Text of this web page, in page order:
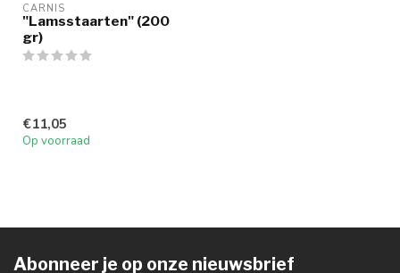
CARNIS
"Lamsstaarten" (200
gr)
€11,05
Op voorraad
Abonneer je op onze nieuwsbrief